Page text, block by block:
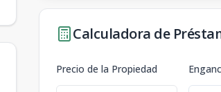
Calculadora de
Precio de la Propiedad